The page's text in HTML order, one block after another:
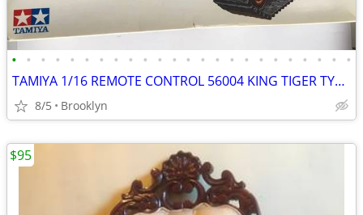
• • • • • • • • • • • • • • • • • • • • • • • •
TAMIYA 1/16 REMOTE CONTROL 56004 KING TIGER TYPE VI GERMAN TANK RADIO
8/5 Brooklyn
$95